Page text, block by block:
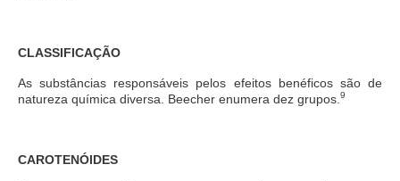
CLASSIFICAÇÃO
As substâncias responsáveis pelos efeitos benéficos são de
natureza química diversa. Beecher enumera dez grupos. 9
CAROTENÓIDES